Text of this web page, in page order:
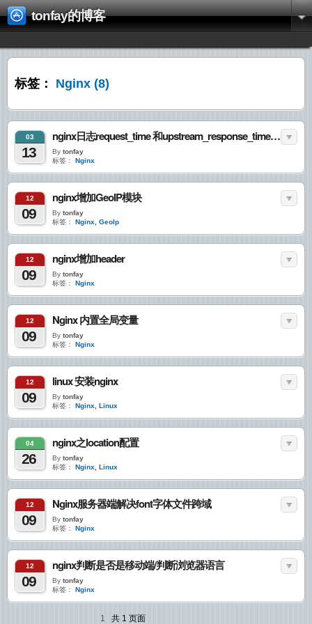
tonfay的博客
标签： Nginx (8)
03
13
nginx日志request_time 和upstream_response_time区别
By tonfay
标签：
Nginx
12
09
nginx增加GeoIP模块
By tonfay
标签：
Nginx GeoIp
12
09
nginx增加header
By tonfay
标签：
Nginx
12
09
Nginx 内置全局变量
By tonfay
标签：
Nginx
12
09
linux 安装nginx
By tonfay
标签：
Nginx Linux
04
26
nginx之location配置
By tonfay
标签：
Nginx Linux
12
09
Nginx服务器端解决font字体文件跨域
By tonfay
标签：
Nginx
12
09
nginx判断是否是移动端/判断浏览器语言
By tonfay
标签：
Nginx
1 共 1 页面